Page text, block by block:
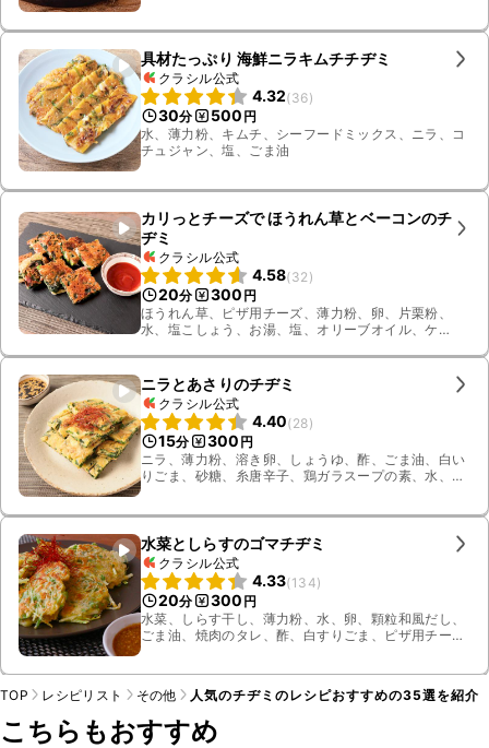
具材たっぷり 海鮮ニラキムチチヂミ
クラシル公式
4.32(36)
30分 500 円
水、薄力粉、キムチ、シーフードミックス、ニラ、コ
チュジャン、塩、ごま油
カリっとチーズで ほうれん草とベーコンのチ
ヂミ
クラシル公式
4.58(32 )
20分 300 円
ほうれん草、ピザ用チーズ、薄力粉、卵、片栗粉、
水、塩こしょう、お湯、塩、オリーブオイル、ケ
ニラとあさりのチヂミ
クラシル公式
4.40(28)
15分 300 円
ニラ、薄力粉、溶き卵、しょうゆ、酢、ごま油、白い
りごま、砂糖、糸唐辛子、鶏ガラスープの素、水、ア
水菜としらすのゴマチヂミ
クラシル公式
4.33(134)
20分 300 円
水菜、しらす干し、薄力粉、水、卵、顆粒和風だし、
ごま油、焼肉のタレ、酢、白すりごま、ピザ用チー
TOP レシピリスト その他 人気のチヂミのレシピおすすめの35選を紹介
こちらもおすすめ